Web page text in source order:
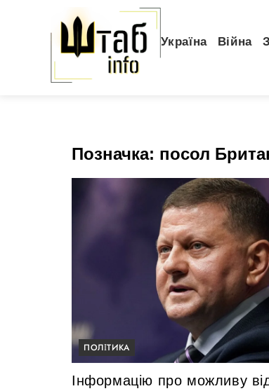
Україна Війна
Позначка: посол
ПОЛІТИКА
Інформацію про можливу